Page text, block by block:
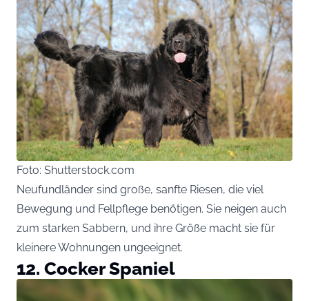
Foto: Shutterstock.com
Neufundländer sind große, sanfte Riesen, die viel
Bewegung und Fellpflege benötigen. Sie neigen auch
zum starken Sabbern, und ihre Größe macht sie für
kleinere Wohnungen ungeeignet.
12. Cocker Spaniel